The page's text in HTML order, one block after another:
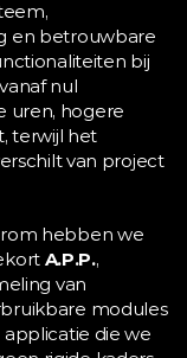
en betrouwbare
bij
nul
uren, hogere
terwijl het
van project
hebben we
A.P.P.,
van
modules
die we